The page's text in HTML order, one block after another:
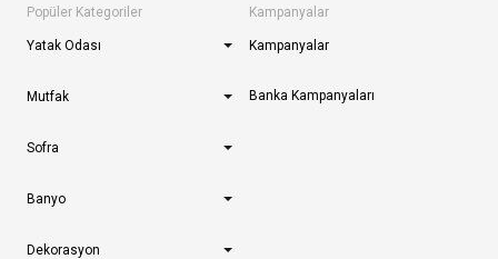
Popüler Kategoriler
Yatak Odası
Mutfak
Sofra
Banyo
Dekorasyon
Kampanyalar
Kampanyalar
Banka Kampanyaları